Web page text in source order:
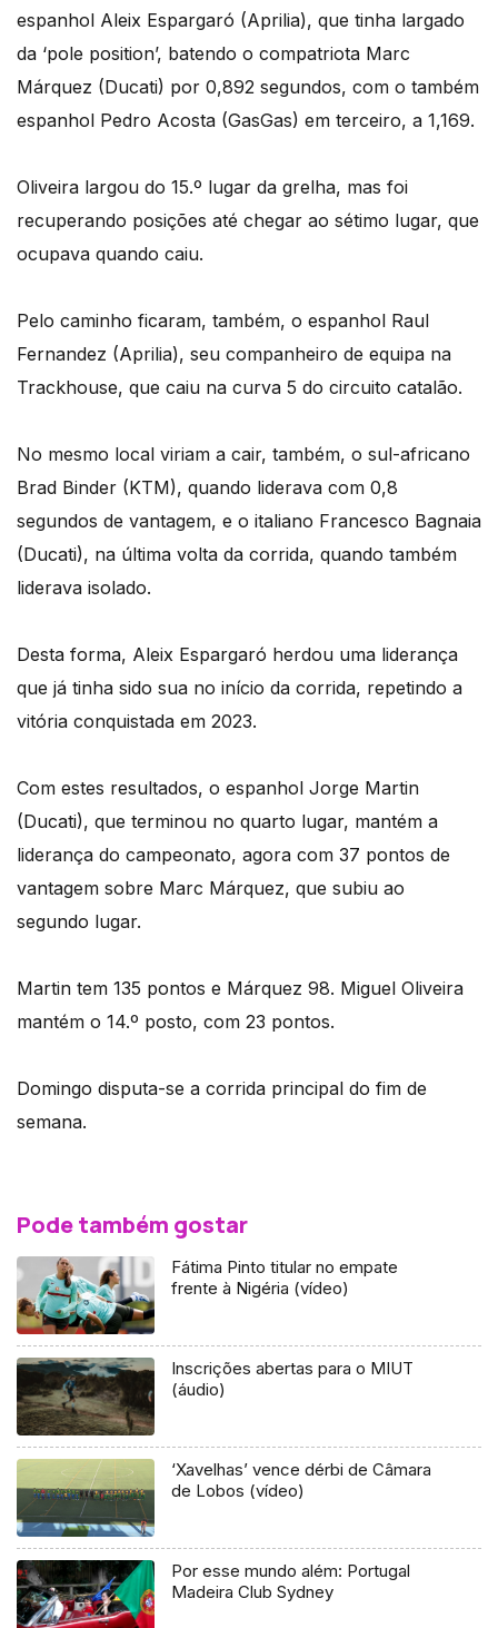
espanhol Aleix Espargaró (Aprilia), que tinha largado
da ‘pole position’, batendo o compatriota Marc
Márquez (Ducati) por 0,892 segundos, com o também
espanhol Pedro Acosta (GasGas) em terceiro, a 1,169.
Oliveira largou do 15.º lugar da grelha, mas foi
recuperando posições até chegar ao sétimo lugar, que
ocupava quando caiu.
Pelo caminho ficaram, também, o espanhol Raul
Fernandez (Aprilia), seu companheiro de equipa na
Trackhouse, que caiu na curva 5 do circuito catalão.
No mesmo local viriam a cair, também, o sul-africano
Brad Binder (KTM), quando liderava com 0,8
segundos de vantagem, e o italiano Francesco Bagnaia
(Ducati), na última volta da corrida, quando também
liderava isolado.
Desta forma, Aleix Espargaró herdou uma liderança
que já tinha sido sua no início da corrida, repetindo a
vitória conquistada em 2023.
Com estes resultados, o espanhol Jorge Martin
(Ducati), que terminou no quarto lugar, mantém a
liderança do campeonato, agora com 37 pontos de
vantagem sobre Marc Márquez, que subiu ao
segundo lugar.
Martin tem 135 pontos e Márquez 98. Miguel Oliveira
mantém o 14.º posto, com 23 pontos.
Domingo disputa-se a corrida principal do fim de
semana.
Pode também gostar
Fátima Pinto titular no empate
frente à Nigéria (vídeo)
Inscrições abertas para o MIUT
(áudio)
‘Xavelhas’ vence dérbi de Câmara
de Lobos (vídeo)
Por esse mundo além: Portugal
Madeira Club Sydney